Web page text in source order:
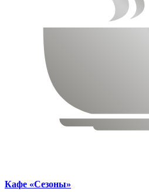
Кафе «Сезоны»